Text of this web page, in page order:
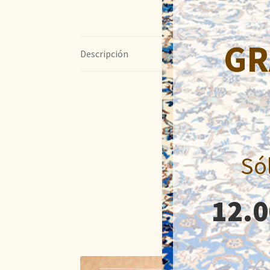
Descripción